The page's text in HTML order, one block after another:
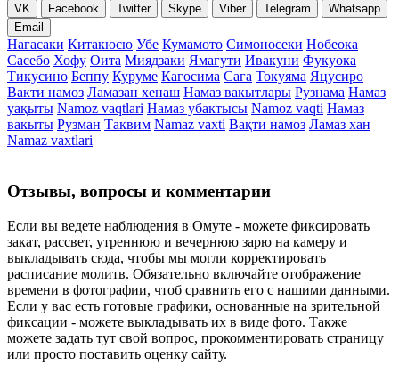
VK Facebook Twitter Skype Viber Telegram
Whatsapp
Email
Нагасаки Китакюсю Убе Кумамото Симоносеки Нобеока
Сасебо Хофу Оита Миядзаки Ямагути Ивакуни Фукуока
Тикусино Беппу Куруме Кагосима Сага Токуяма Яцусиро
Вакти намоз Ламазан хенаш Намаз вакытлары Рузнама Намаз
уақыты Namoz vaqtlari Намаз убактысы Namoz vaqti Намаз
вакыты Рузман Таквим Namaz vaxti Вақти намоз Ламаз хан
Namaz vaxtlari
Отзывы, вопросы и комментарии
Если вы ведете наблюдения в Омуте - можете фиксировать
закат, рассвет, утреннюю и вечернюю зарю на камеру и
выкладывать сюда, чтобы мы могли корректировать
расписание молитв. Обязательно включайте отображение
времени в фотографии, чтоб сравнить его с нашими данными.
Если у вас есть готовые графики, основанные на зрительной
фиксации - можете выкладывать их в виде фото. Также
можете задать тут свой вопрос, прокомментировать страницу
или просто поставить оценку сайту.